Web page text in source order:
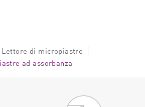
Lettore di micropiastre
ad assorbanza